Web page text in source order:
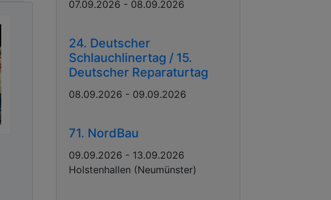
07.09.2026 - 08.09.2026
24. Deutscher
Schlauchlinertag / 15.
Deutscher Reparaturtag
08.09.2026 - 09.09.2026
71. NordBau
09.09.2026 - 13.09.2026
Holstenhallen (Neumünster)